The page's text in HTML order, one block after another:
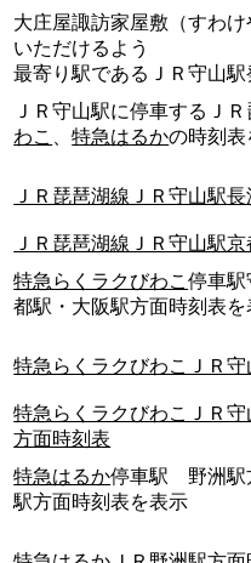
大庄屋諏訪家屋敷（すわ
いただけるよう
最寄り駅であるＪＲ守山駅
ＪＲ守山駅に停車するＪ
わこ
、特急はるかの時刻表
ＪＲ琵琶湖線ＪＲ守山駅
ＪＲ琵琶湖線ＪＲ守山駅
特急らくラクびわこ停車
都駅・大阪駅方面時刻表を
特急らくラクびわこＪＲ
特急らくラクびわこＪＲ
方面時刻表
特急はるか停車駅 野洲駅
駅方面時刻表を表示